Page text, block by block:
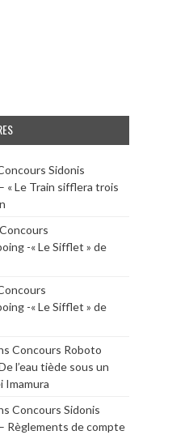
Sidonis
« Le Train sifflera trois
Concours
-« Le Sifflet » de
-« Le Sifflet » de
Concours Roboto
l’eau tiède sous un
Imamura
Concours Sidonis
Règlements de compte